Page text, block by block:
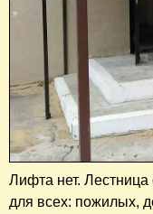
Лифта нет. Лестница
для всех: пожилых,